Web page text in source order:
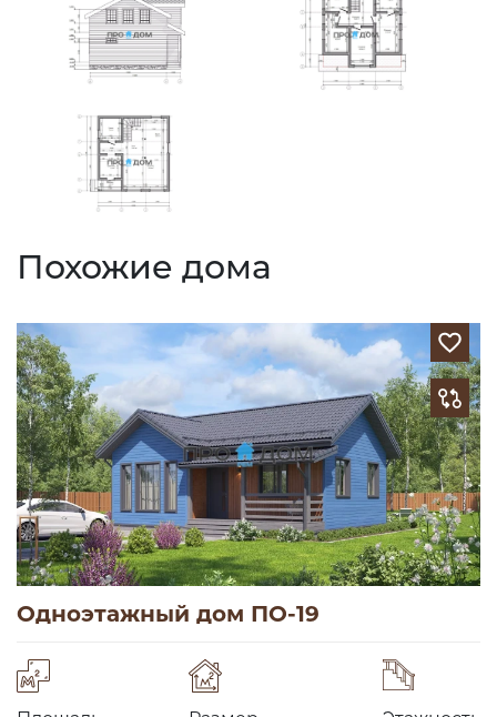
Похожие дома
Одноэтажный дом ПО-19